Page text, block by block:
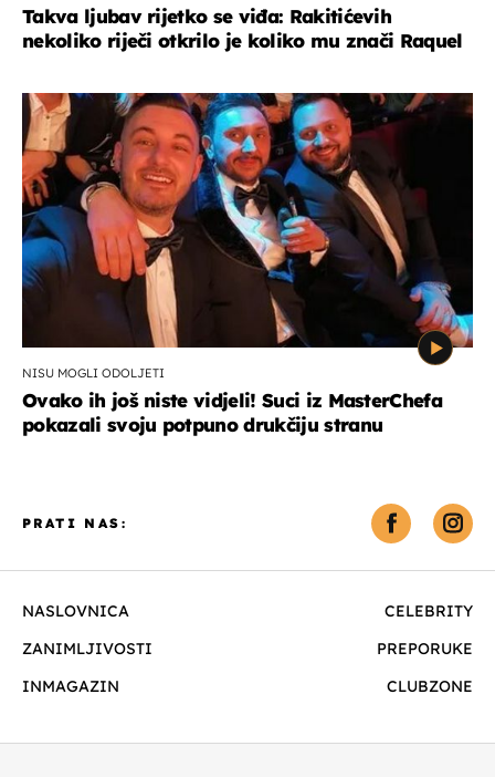
Takva ljubav rijetko se viđa: Rakitićevih
nekoliko riječi otkrilo je koliko mu znači Raquel
NISU MOGLI ODOLJETI
Ovako ih još niste vidjeli! Suci iz MasterChefa
pokazali svoju potpuno drukčiju stranu
NASLOVNICA
CELEBRITY
ZANIMLJIVOSTI
PREPORUKE
INMAGAZIN
CLUBZONE
PRATI NAS: